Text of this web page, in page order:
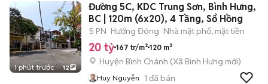
1 phút trước 12
Đường 5C, KDC Trung Sơn, Bình Hưng,
BC | 120m (6x20), 4 Tầng, Sổ Hồng
5 PN Hướng Đông Nhà mặt phố, mặt tiền
20 tỷ 167 tr/m² 120 m²
Huyện Bình Chánh (Xã Bình Hưng mới)
Huy Nguyễn 1 đã bán